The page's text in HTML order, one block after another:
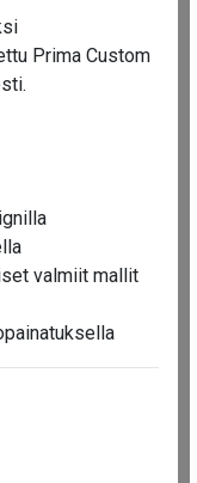
Prima Custom
valmiit mallit